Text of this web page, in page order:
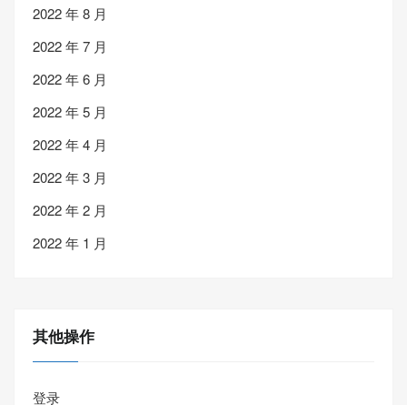
2022 年 8 月
2022 年 7 月
2022 年 6 月
2022 年 5 月
2022 年 4 月
2022 年 3 月
2022 年 2 月
2022 年 1 月
其他操作
登录